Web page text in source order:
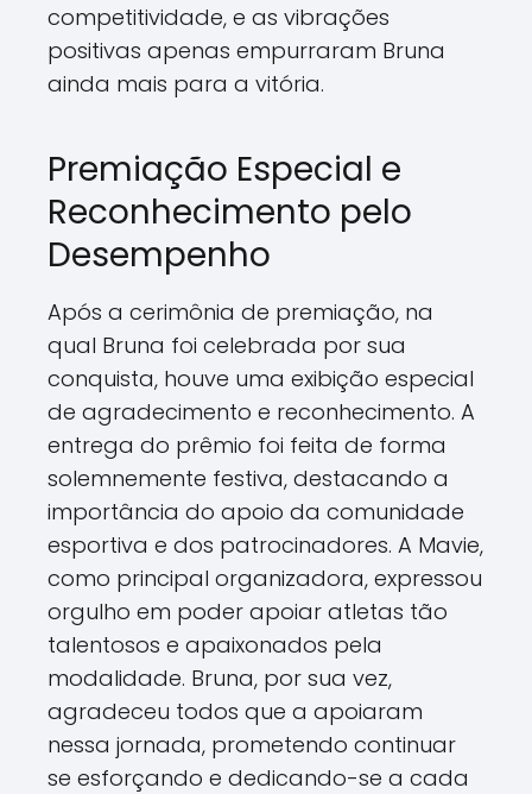
competitividade, e as vibrações
positivas apenas empurraram Bruna
ainda mais para a vitória.
Premiação Especial e
Reconhecimento pelo
Desempenho
Após a cerimônia de premiação, na
qual Bruna foi celebrada por sua
conquista, houve uma exibição especial
de agradecimento e reconhecimento. A
entrega do prêmio foi feita de forma
solemnemente festiva, destacando a
importância do apoio da comunidade
esportiva e dos patrocinadores. A Mavie,
como principal organizadora, expressou
orgulho em poder apoiar atletas tão
talentosos e apaixonados pela
modalidade. Bruna, por sua vez,
agradeceu todos que a apoiaram
nessa jornada, prometendo continuar
se esforçando e dedicando-se a cada